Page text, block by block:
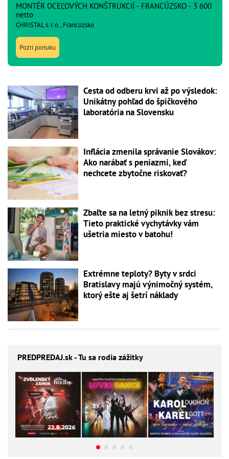
MONTÉR OCEĽOVÝCH KONŠTRUKCIÍ - FRANCÚZSKO - 3 600
netto
CHRISTAL s. r. o., Francúzsko
Pozri ponuku
Cesta od odberu krvi až po výsledok:
Unikátny pohľad do špičkového
laboratória na Slovensku
Inflácia zmenila správanie Slovákov:
Ako narábať s peniazmi, keď
nechcete zbytočne riskovať?
Zbaľte sa na letný piknik bez stresu:
Tieto praktické vychytávky vám
ušetria miesto v batohu!
Extrémne teploty? Byty v srdci
Bratislavy majú výnimočný systém,
ktorý ešte aj šetrí náklady
PREDPREDAJ.sk - Tu sa rodia zážitky